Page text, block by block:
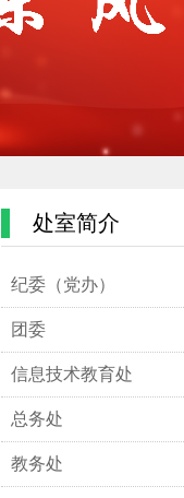
处室简介
纪委（党办）
团委
信息技术教育处
总务处
教务处